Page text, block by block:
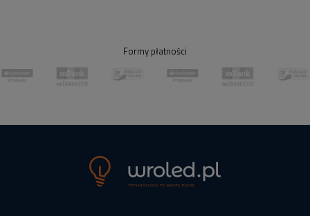
Formy płatności